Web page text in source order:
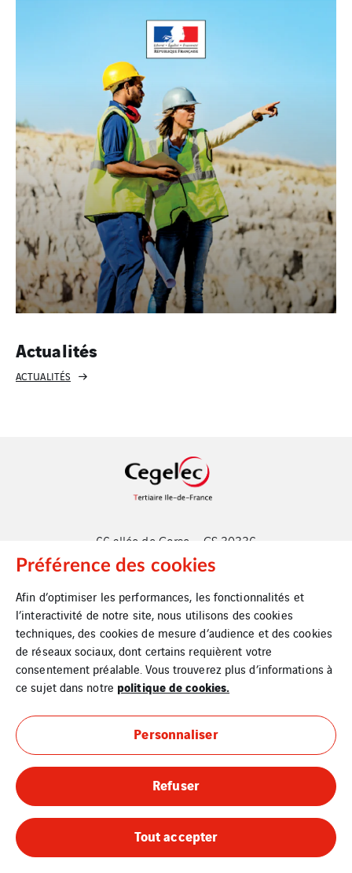
Actualités
ACTUALITÉS
66 allée de Corse – CS 30336
92016 Nanterre Cedex
Tél. : +33 (0)1 46 95 20 00
Plan du site
Contact
Mentions légales
Politique de cookies
Préférence des cookies
Afin d’optimiser les performances, les fonctionnalités et
l’interactivité de notre site, nous utilisons des cookies
techniques, des cookies de mesure d’audience et des cookies
de réseaux sociaux, dont certains requièrent votre
consentement préalable. Vous trouverez plus d’informations à
ce sujet dans notre politique de cookies.
Personnaliser
Refuser
Tout accepter